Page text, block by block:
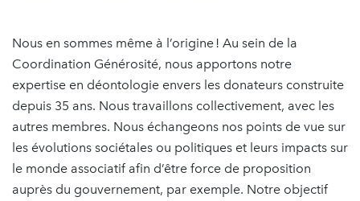
Nous en sommes même à l’origine ! Au sein de la
Coordination Générosité, nous apportons notre
expertise en déontologie envers les donateurs construite
depuis 35 ans. Nous travaillons collectivement, avec les
autres membres. Nous échangeons nos points de vue sur
les évolutions sociétales ou politiques et leurs impacts sur
le monde associatif afin d’être force de proposition
auprès du gouvernement, par exemple. Notre objectif